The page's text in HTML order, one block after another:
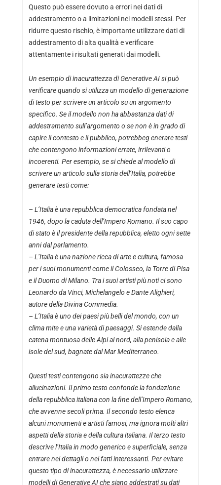
Questo può essere dovuto a errori nei dati di
addestramento o a limitazioni nei modelli stessi. Per
ridurre questo rischio, è importante utilizzare dati di
addestramento di alta qualità e verificare
attentamente i risultati generati dai modelli.
Un esempio di inacurattezza di Generative AI si può
verificare quando si utilizza un modello di generazione
di testo per scrivere un articolo su un argomento
specifico. Se il modello non ha abbastanza dati di
addestramento sull’argomento o se non è in grado di
capire il contesto e il pubblico, potrebbeg enerare testi
che contengono informazioni errate, irrilevanti o
incoerenti. Per esempio, se si chiede al modello di
scrivere un articolo sulla storia dell’Italia, potrebbe
generare testi come:
– L’Italia è una repubblica democratica fondata nel
1946, dopo la caduta dell’Impero Romano. Il suo capo
di stato è il presidente della repubblica, eletto ogni sette
anni dal parlamento.
– L’Italia è una nazione ricca di arte e cultura, famosa
per i suoi monumenti come il Colosseo, la Torre di Pisa
e il Duomo di Milano. Tra i suoi artisti più noti ci sono
Leonardo da Vinci, Michelangelo e Dante Alighieri,
autore della Divina Commedia.
– L’Italia è uno dei paesi più belli del mondo, con un
clima mite e una varietà di paesaggi. Si estende dalla
catena montuosa delle Alpi al nord, alla penisola e alle
isole del sud, bagnate dal Mar Mediterraneo.
Questi testi contengono sia inacurattezze che
allucinazioni. Il primo testo confonde la fondazione
della repubblica italiana con la fine dell’Impero Romano,
che avvenne secoli prima. Il secondo testo elenca
alcuni monumenti e artisti famosi, ma ignora molti altri
aspetti della storia e della cultura italiana. Il terzo testo
descrive l’Italia in modo generico e superficiale, senza
entrare nei dettagli o nei fatti interessanti. Per evitare
questo tipo di inacurattezza, è necessario utilizzare
modelli di Generative AI che siano addestrati su dati